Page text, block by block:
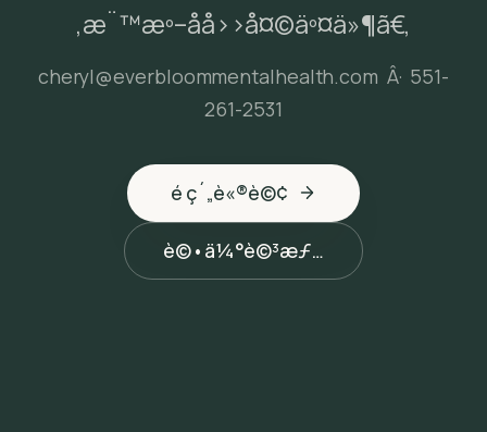
‚æ¨™æº–åå››å¤©äº¤ä»¶ã€‚
cheryl@everbloommentalhealth.com Â· 551-
261-2531
é ç´„è«®è©¢
è©•ä¼°è©³æƒ…